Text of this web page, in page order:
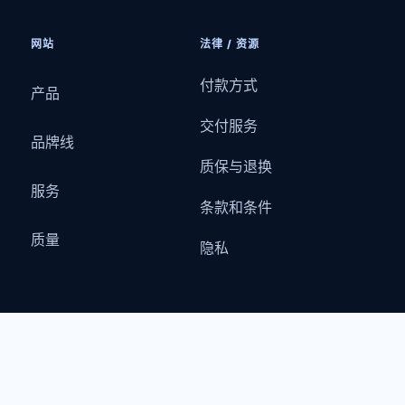
网站
产品
品牌线
服务
质量
法律 / 资源
付款方式
交付服务
质保与退换
条款和条件
隐私